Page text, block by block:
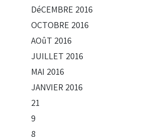
DéCEMBRE 2016
OCTOBRE 2016
AOûT 2016
JUILLET 2016
MAI 2016
JANVIER 2016
21
9
8